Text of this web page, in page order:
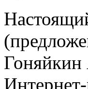
Гоняйкин